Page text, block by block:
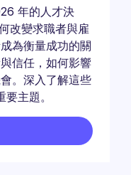
年的人才決
改變求職者與雇
為衡量成功的關
信任，如何影響
。深入了解這些
主題。